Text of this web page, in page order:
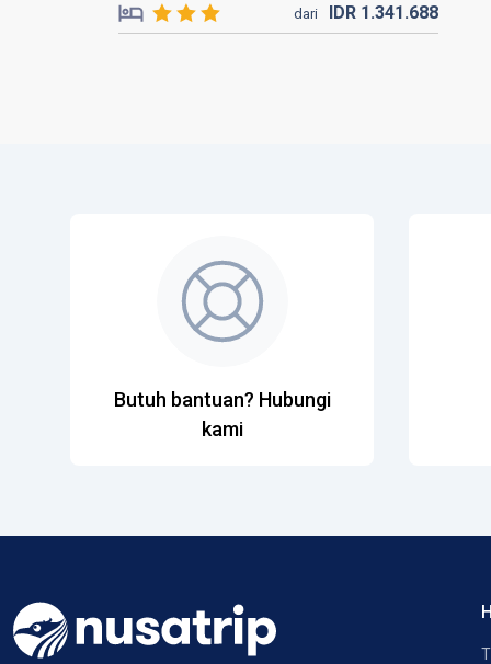
dari IDR 1.341.688
Butuh bantuan? Hubungi
kami